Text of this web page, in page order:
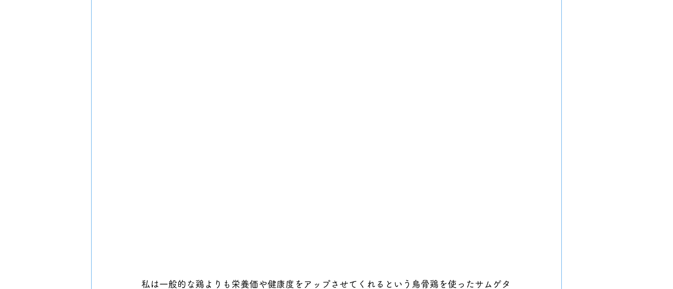
私は一般的な鶏よりも栄養価や健康度をアップさせてくれるという鳥骨鶏を使ったサムゲタ